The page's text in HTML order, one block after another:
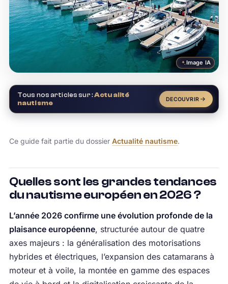
Image IA
Tous nos articles sur :Actualité
nautisme
DECOUVRIR
Ce guide fait partie du dossier Actualité nautisme.
Quelles sont les grandes tendances
du nautisme européen en 2026 ?
L’année 2026 confirme une évolution profonde de la
plaisance européenne, structurée autour de quatre
axes majeurs : la généralisation des motorisations
hybrides et électriques, l’expansion des catamarans à
moteur et à voile, la montée en gamme des espaces